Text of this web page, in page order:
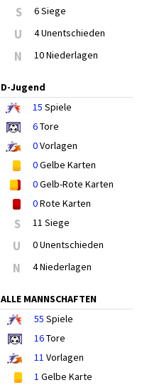
S 6 Siege
U 4 Unentschieden
N 10 Niederlagen
D-Jugend
15 Spiele
6Tore
0Vorlagen
0Gelbe Karten
0Gelb-Rote Karten
0Rote Karten
S 11 Siege
U 0 Unentschieden
N 4 Niederlagen
ALLE MANNSCHAFTEN
55 Spiele
16Tore
11 Vorlagen
1 Gelbe Karte